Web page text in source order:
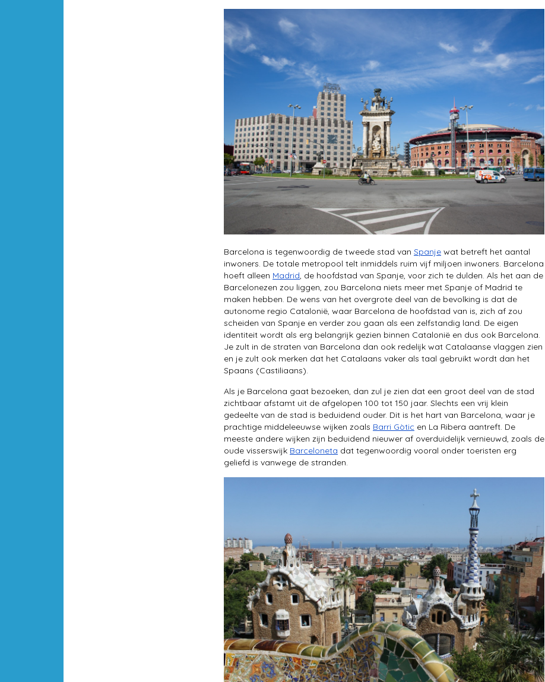
Barcelona is tegenwoordig de tweede stad van Spanje wat betreft het aantal
inwoners. De totale metropool telt inmiddels ruim vijf miljoen inwoners. Barcelona
hoeft alleen Madrid, de hoofdstad van Spanje, voor zich te dulden. Als het aan de
Barcelonezen zou liggen, zou Barcelona niets meer met Spanje of Madrid te
maken hebben. De wens van het overgrote deel van de bevolking is dat de
autonome regio Catalonië, waar Barcelona de hoofdstad van is, zich af zou
scheiden van Spanje en verder zou gaan als een zelfstandig land. De eigen
identiteit wordt als erg belangrijk gezien binnen Catalonië en dus ook Barcelona.
Je zult in de straten van Barcelona dan ook redelijk wat Catalaanse vlaggen zien
en je zult ook merken dat het Catalaans vaker als taal gebruikt wordt dan het
Spaans (Castiliaans).
Als je Barcelona gaat bezoeken, dan zul je zien dat een groot deel van de stad
zichtbaar afstamt uit de afgelopen 100 tot 150 jaar. Slechts een vrij klein
gedeelte van de stad is beduidend ouder. Dit is het hart van Barcelona, waar je
prachtige middeleeuwse wijken zoals Barri Gòtic en La Ribera aantreft. De
meeste andere wijken zijn beduidend nieuwer af overduidelijk vernieuwd, zoals de
oude visserswijk Barceloneta dat tegenwoordig vooral onder toeristen erg
geliefd is vanwege de stranden.